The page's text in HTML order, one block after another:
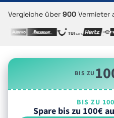
Vergleiche über 900 Vermieter
BIS ZU
BIS ZU
Spare bis zu 100€